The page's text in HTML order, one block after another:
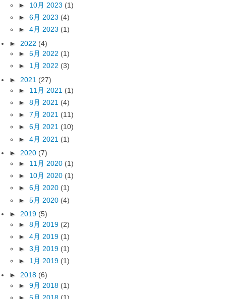
► 10月 2023 (1)
► 6月 2023 (4)
► 4月 2023 (1)
► 2022 (4)
► 5月 2022 (1)
► 1月 2022 (3)
► 2021 (27)
► 11月 2021 (1)
► 8月 2021 (4)
► 7月 2021 (11)
► 6月 2021 (10)
► 4月 2021 (1)
► 2020 (7)
► 11月 2020 (1)
► 10月 2020 (1)
► 6月 2020 (1)
► 5月 2020 (4)
► 2019 (5)
► 8月 2019 (2)
► 4月 2019 (1)
► 3月 2019 (1)
► 1月 2019 (1)
► 2018 (6)
► 9月 2018 (1)